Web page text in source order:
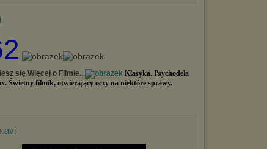
się Więcej o Filmie...
Klasyka. Psychodela
Świetny filmik, otwierający oczy na niektóre sprawy.
.avi